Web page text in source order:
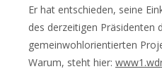
Er hat entschieden, seine
des derzeitigen Präsidenten
gemeinwohlorientierten
Warum, steht hier: